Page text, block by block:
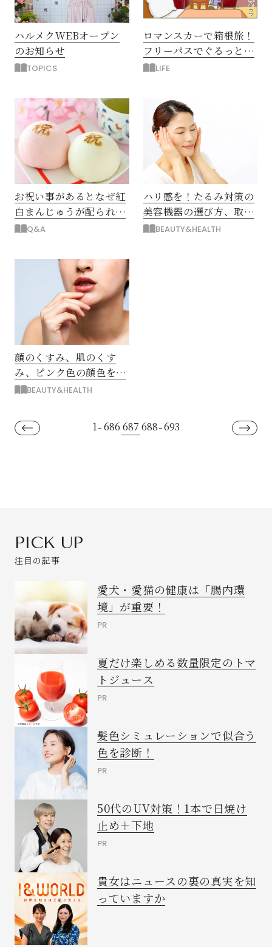
ハルメクWEBオープン
のお知らせ
TOPICS
ロマンスカーで箱根旅！
フリーパスでぐるっとグ
ルメLIFE
お祝い事があるとなぜ紅
白まんじゅうが配られる
の？Q&A
ハリ感を！たるみ対策の
美容機器の選び方、取り
入れ方
BEAUTY&HEALTH
顔のくすみ、肌のくす
み、ピンク色の顔色を取
り戻す！
BEAUTY&HEALTH
1-686 687 688-693
PICK UP
注目の記事
愛犬・愛猫の健康は「腸内環
境」が重要！
PR
夏だけ楽しめる数量限定のトマ
トジュース
PR
髪色シミュレーションで似合う
色を診断！
PR
50代のUV対策！1本で日焼け
止め＋下地
PR
貴女はニュースの裏の真実を知
っていますか
閉じる